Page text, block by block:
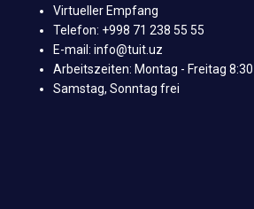
Virtueller Empfang
Telefon: +998 71 238 55 55
E-mail: info@tuit.uz
Arbeitszeiten: Montag - Freitag 8:30
Samstag, Sonntag frei